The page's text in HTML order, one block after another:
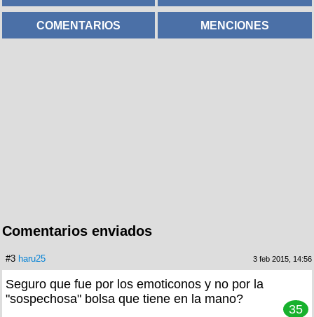
COMENTARIOS MENCIONES
Comentarios enviados
#3 haru25 3 feb 2015, 14:56
Seguro que fue por los emoticonos y no por la
"sospechosa" bolsa que tiene en la mano?
35